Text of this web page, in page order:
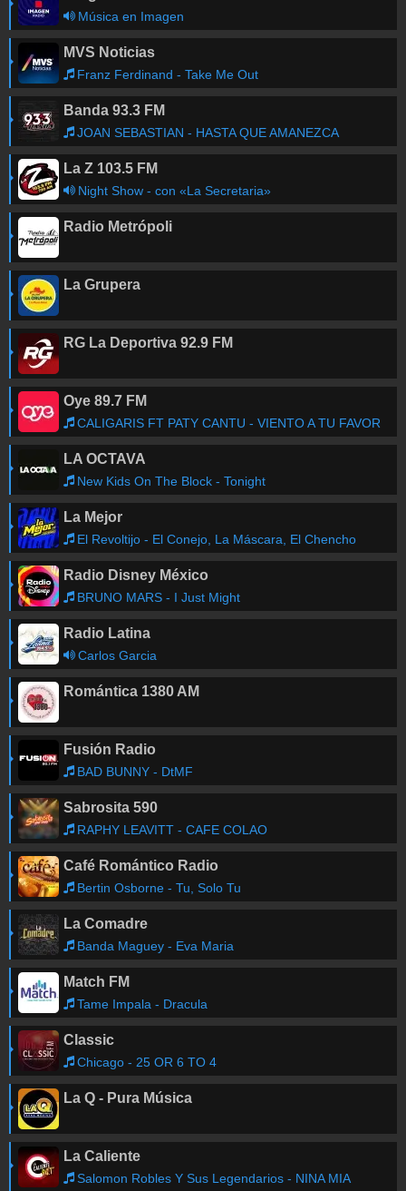
Música en Imagen
MVS Noticias
Franz Ferdinand - Take Me Out
Banda 93.3 FM
JOAN SEBASTIAN - HASTA QUE AMANEZCA
La Z 103.5 FM
Night Show - con «La Secretaria»
Radio Metrópoli
La Grupera
RG La Deportiva 92.9 FM
Oye 89.7 FM
CALIGARIS FT PATY CANTU - VIENTO A TU FAVOR
LA OCTAVA
New Kids On The Block - Tonight
La Mejor
El Revoltijo - El Conejo, La Máscara, El Chencho
Radio Disney México
BRUNO MARS - I Just Might
Radio Latina
Carlos Garcia
Romántica 1380 AM
Fusión Radio
BAD BUNNY - DtMF
Sabrosita 590
RAPHY LEAVITT - CAFE COLAO
Café Romántico Radio
Bertin Osborne - Tu, Solo Tu
La Comadre
Banda Maguey - Eva Maria
Match FM
Tame Impala - Dracula
Classic
Chicago - 25 OR 6 TO 4
La Q - Pura Música
La Caliente
Salomon Robles Y Sus Legendarios - NINA MIA